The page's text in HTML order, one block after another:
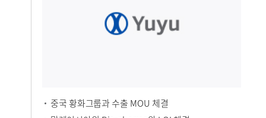
중국 황화그룹과 수출 MOU 체결